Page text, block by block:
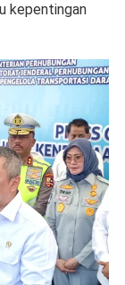
kepentingan